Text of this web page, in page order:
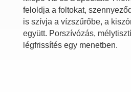
feloldja a foltokat,
is szívja a vízszűrőbe, a
együtt. Porszívózás,
légfrissítés egy menetben.